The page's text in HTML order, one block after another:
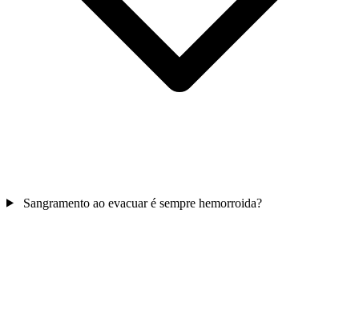
Sangramento ao evacuar é sempre hemorroida?